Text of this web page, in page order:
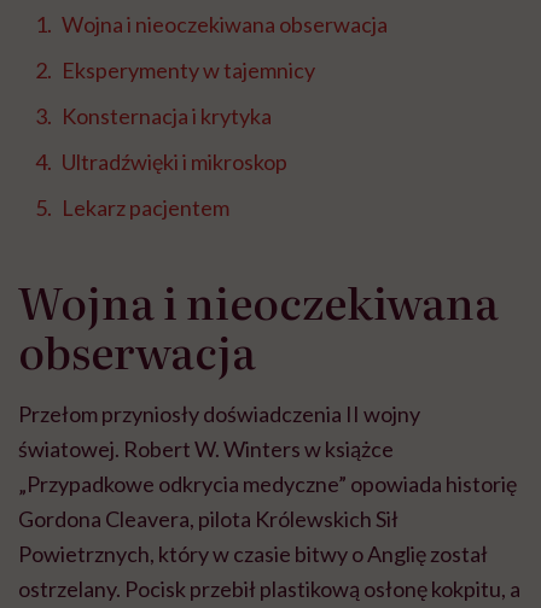
Wojna i nieoczekiwana obserwacja
Eksperymenty w tajemnicy
Konsternacja i krytyka
Ultradźwięki i mikroskop
Lekarz pacjentem
Wojna i nieoczekiwana
obserwacja
Przełom przyniosły doświadczenia II wojny
światowej. Robert W. Winters w książce
„Przypadkowe odkrycia medyczne” opowiada historię
Gordona Cleavera, pilota Królewskich Sił
Powietrznych, który w czasie bitwy o Anglię został
ostrzelany. Pocisk przebił plastikową osłonę kokpitu, a